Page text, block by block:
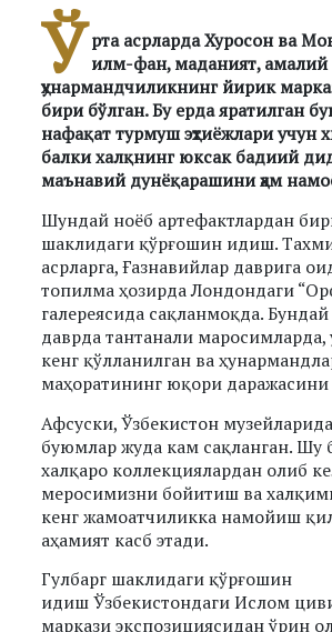
Ў рта асрларда Хуросон ва
илм-фан, маданият, амалий
ҳунармандчиликнинг йирик
бири бўлган. Бу ерда яратилган
нафақат турмуш эҳтиёжлари учун
балки халқнинг юксак бадиий
маънавий дунёқарашини ҳам
Шундай ноёб артефактлардан
шаклидаги қўрғошин идиш.
асрларга, Ғазнавийлар даврига
топилма ҳозирда Лондондаги
галереясида сақланмоқда.
даврда тантанали маросимларда,
кенг қўлланилган ва
маҳоратининг юқори даражасини
Афсуски, Ўзбекистон
буюмлар жуда кам сақланган. Шу
халқаро коллекциялардан олиб
меросимизни бойитиш ва
кенг жамоатчиликка намойиш
аҳамият касб этади.
Гулбарг шаклидаги қўрғошин
идиш Ўзбекистондаги Ислом
маркази экспозициясидан ўрин